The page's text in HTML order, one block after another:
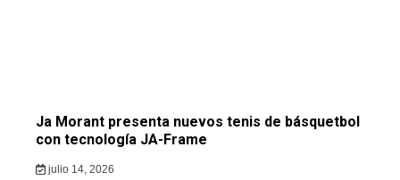
Ja Morant presenta nuevos tenis de básquetbol
con tecnología JA-Frame
julio 14, 2026